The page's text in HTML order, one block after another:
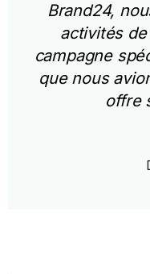
Brand24,
activités
campagne
que nous
offre